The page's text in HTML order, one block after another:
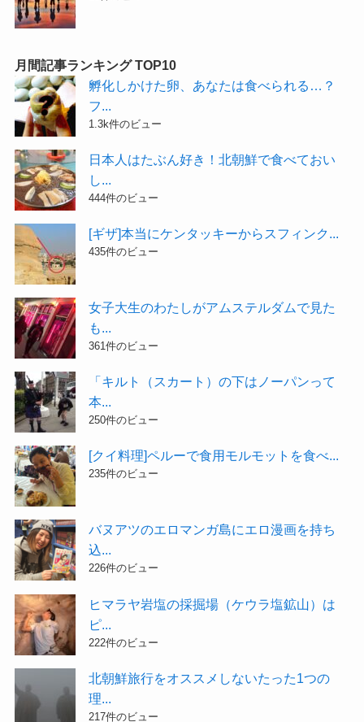
月間記事ランキング TOP10
孵化しかけた卵、あなたは食べられる…？
フ...
1.3k件のビュー
日本人はたぶん好き！北朝鮮で食べておい
し...
444件のビュー
[ギザ]本当にケンタッキーからスフィンク...
435件のビュー
女子大生のわたしがアムステルダムで見た
も...
361件のビュー
「キルト（スカート）の下はノーパンって
本...
250件のビュー
[クイ料理]ペルーで食用モルモットを食べ...
235件のビュー
バヌアツのエロマンガ島にエロ漫画を持ち
込...
226件のビュー
ヒマラヤ岩塩の採掘場（ケウラ塩鉱山）は
ピ...
222件のビュー
北朝鮮旅行をオススメしないたった1つの
理...
217件のビュー